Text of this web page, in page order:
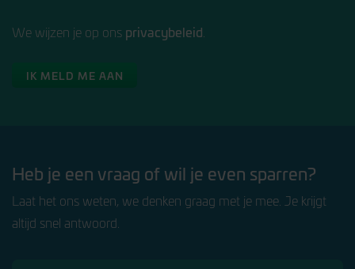
We wijzen je op ons privacybeleid.
IK MELD ME AAN
Heb je een vraag of wil je even sparren?
Laat het ons weten, we denken graag met je mee. Je krijgt
altijd snel antwoord.